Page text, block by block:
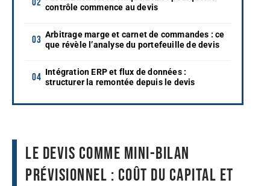
contrôle commence au devis
Arbitrage marge et carnet de commandes : ce
que révèle l’analyse du portefeuille de devis
Intégration ERP et flux de données :
structurer la remontée depuis le devis
Le devis comme mini-bilan
prévisionnel : coût du capital et